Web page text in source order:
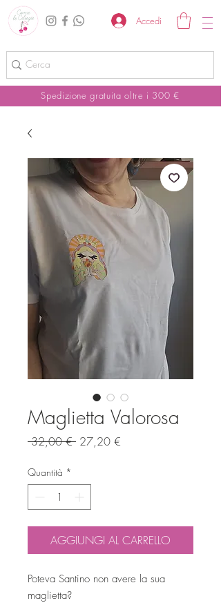
Accedi
Spedizione gratuita oltre i 300 €
Maglietta Valorosa
32,00 € Prezzo
27,20 €
Quantità *
AGGIUNGI AL CARRELLO
Poteva Santino non avere la sua
maglietta?